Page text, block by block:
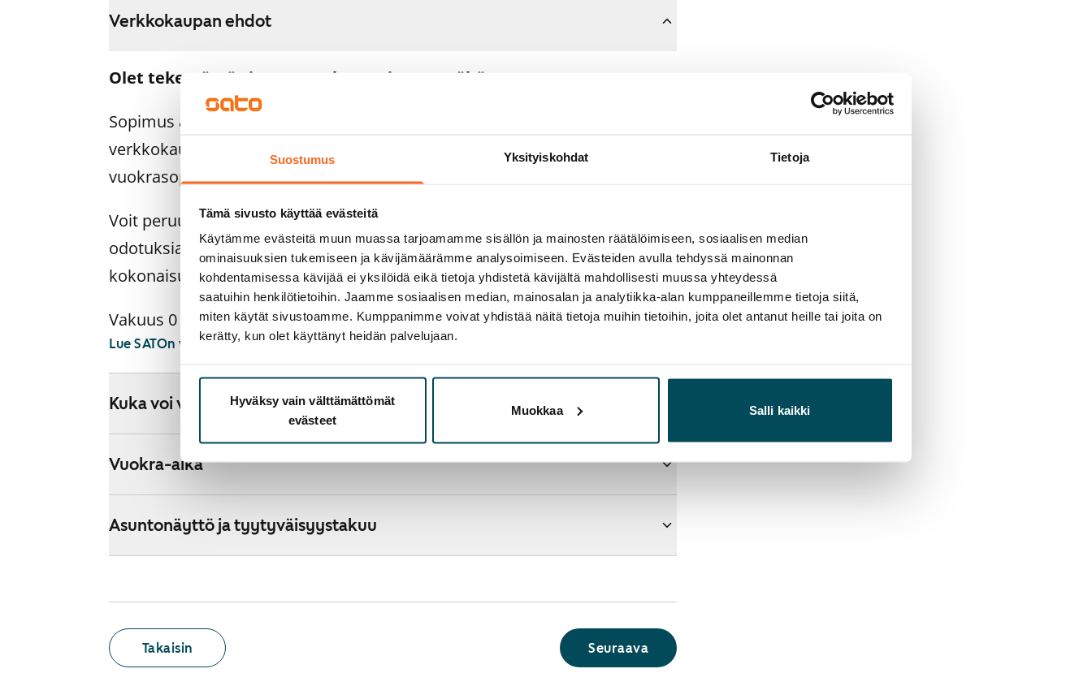
Suostumus Yksityiskohdat Tietoja
Tämä sivusto käyttää evästeitä
Käytämme evästeitä muun muassa tarjoamamme sisällön ja mainosten räätälöimiseen, sosiaalisen median
ominaisuuksien tukemiseen ja kävijämäärämme analysoimiseen. Evästeiden avulla tehdyssä mainonnan
kohdentamisessa kävijää ei yksilöidä eikä tietoja yhdistetä kävijältä mahdollisesti muussa yhteydessä
saatuihin henkilötietoihin. Jaamme sosiaalisen median, mainosalan ja analytiikka-alan kumppaneillemme tietoja siitä,
miten käytät sivustoamme. Kumppanimme voivat yhdistää näitä tietoja muihin tietoihin, joita olet antanut heille tai joita on
kerätty, kun olet käyttänyt heidän palvelujaan.
Hyväksy vain välttämättömät
evästeet
Muokkaa Salli kaikki
Verkkokaupan ehdot
Olet tekemässä sitovaa vuokrasopimusta tähän asuntoon.
Sopimus astuu voimaan heti, kun maksat 300 euron varausmaksun
verkkokaupassa. Palautamme summan sinulle kokonaisuudessaan
vuokrasopimuksen alkamispäivän jälkeen.
Voit peruuttaa sopimuksen vielä asuntonäytöllä, jos koti ei vastaa
odotuksiasi. Tällöin palautamme varausmaksun sinulle
kokonaisuudessaan, yleensä seuraavana arkipäivänä.
Vakuus 0 euroa.
Lue SATOn verkkokaupan ehdot
Kuka voi vuokrata kodin verkkokaupasta?
Vuokra-aika
Asuntonäyttö ja tyytyväisyystakuu
Takaisin Seuraava